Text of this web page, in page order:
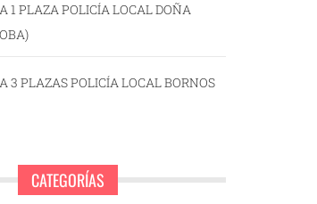
1 PLAZA POLICÍA LOCAL DOÑA
3 PLAZAS POLICÍA LOCAL BORNOS
CATEGORÍAS